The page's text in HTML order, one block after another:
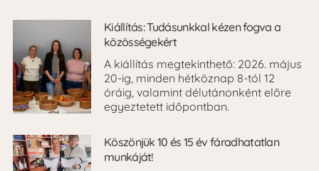
Kiállítás: Tudásunkkal kézen fogva a
közösségekért
A kiállítás megtekinthető: 2026. május
20-ig, minden hétköznap 8-tól 12
óráig, valamint délutánonként előre
egyeztetett időpontban.
Köszönjük 10 és 15 év fáradhatatlan
munkáját!